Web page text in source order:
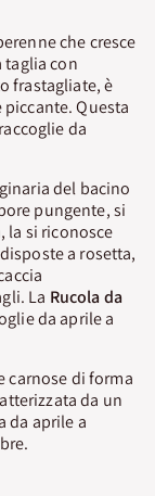
che cresce
con
frastagliate, è
Questa
da
del bacino
pungente, si
la si riconosce
a rosetta,
La Rucola da
da aprile a
carnose di forma
da un
da aprile a